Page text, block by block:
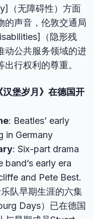
（无障碍性）方面
的声音，伦敦交通局
（隐形残
动公共服务领域的进
行权利的尊重。
堡岁月》在德国开
: Beatles’ early
in Germany
: Six-part drama
early era
and Pete Best.
队早期生涯的六集
Days）已在德国